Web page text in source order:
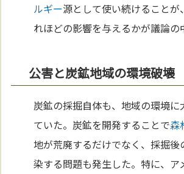
ルギー源として使い続けることが
れほどの影響を与えるかが議論の
公害と炭鉱地域の環境破壊
炭鉱の採掘自体も、地域の環境に
ていた。炭鉱を開発することで森
地が荒廃するだけでなく、採掘後
染する問題も発生した。特に、ア